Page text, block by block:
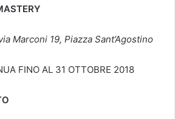
Marconi 19, Piazza Sant’Agostino
FINO AL 31 OTTOBRE 2018